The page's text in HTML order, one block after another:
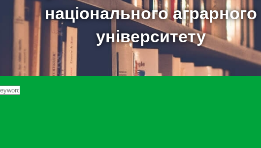
національного аграрного
університету